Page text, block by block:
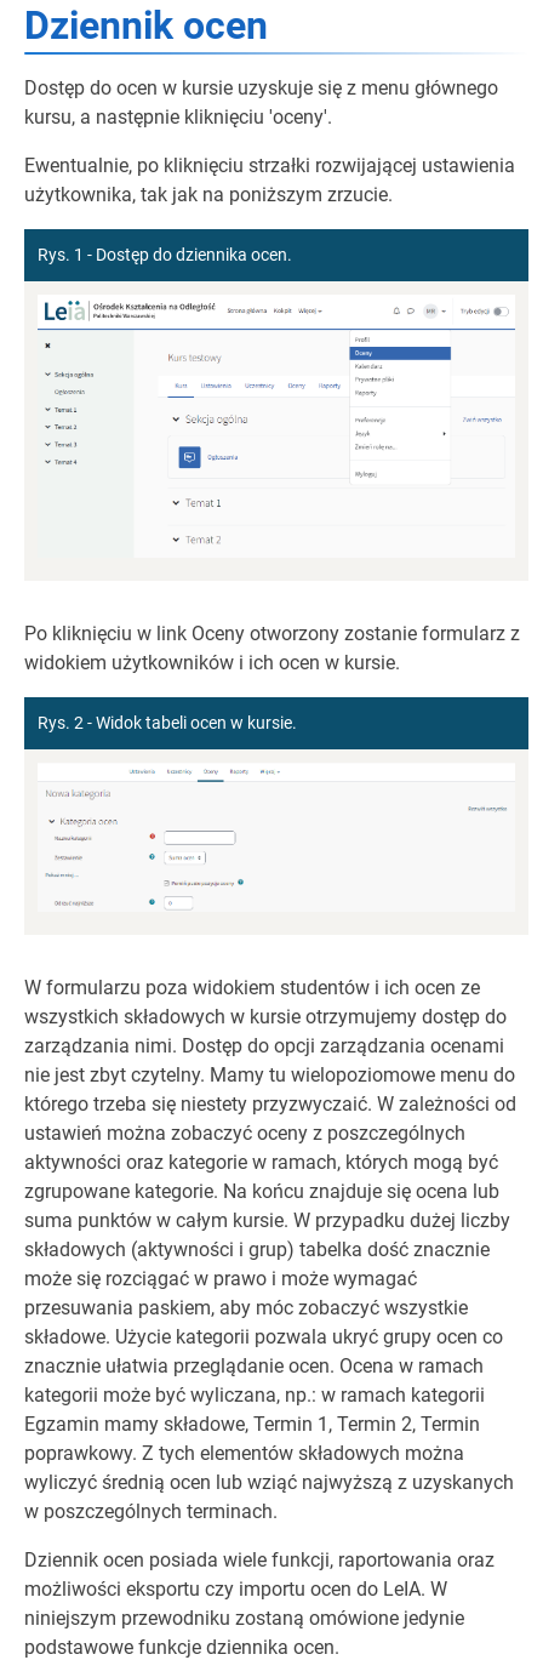
Dziennik ocen
Dostęp do ocen w kursie uzyskuje się z menu głównego
kursu, a następnie kliknięciu 'oceny'.
Ewentualnie, po kliknięciu strzałki rozwijającej ustawienia
użytkownika, tak jak na poniższym zrzucie.
Rys. 1 - Dostęp do dziennika ocen.
Po kliknięciu w link Oceny otworzony zostanie formularz z
widokiem użytkowników i ich ocen w kursie.
Rys. 2 - Widok tabeli ocen w kursie.
W formularzu poza widokiem studentów i ich ocen ze
wszystkich składowych w kursie otrzymujemy dostęp do
zarządzania nimi. Dostęp do opcji zarządzania ocenami
nie jest zbyt czytelny. Mamy tu wielopoziomowe menu do
którego trzeba się niestety przyzwyczaić. W zależności od
ustawień można zobaczyć oceny z poszczególnych
aktywności oraz kategorie w ramach, których mogą być
zgrupowane kategorie. Na końcu znajduje się ocena lub
suma punktów w całym kursie. W przypadku dużej liczby
składowych (aktywności i grup) tabelka dość znacznie
może się rozciągać w prawo i może wymagać
przesuwania paskiem, aby móc zobaczyć wszystkie
składowe. Użycie kategorii pozwala ukryć grupy ocen co
znacznie ułatwia przeglądanie ocen. Ocena w ramach
kategorii może być wyliczana, np.: w ramach kategorii
Egzamin mamy składowe, Termin 1, Termin 2, Termin
poprawkowy. Z tych elementów składowych można
wyliczyć średnią ocen lub wziąć najwyższą z uzyskanych
w poszczególnych terminach.
Dziennik ocen posiada wiele funkcji, raportowania oraz
możliwości eksportu czy importu ocen do LeIA. W
niniejszym przewodniku zostaną omówione jedynie
podstawowe funkcje dziennika ocen.